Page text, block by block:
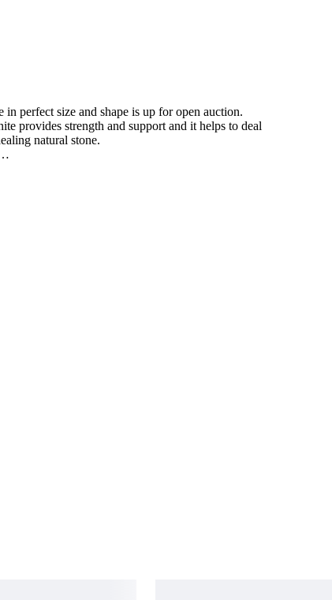
perfect size and shape is up for open auction.
provides strength and support and it helps to deal
natural stone.